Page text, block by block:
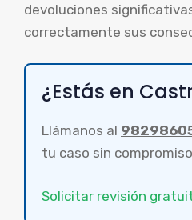
devoluciones
correctamente sus
¿Estás en
Llámanos al
tu caso sin
Solicitar revisión